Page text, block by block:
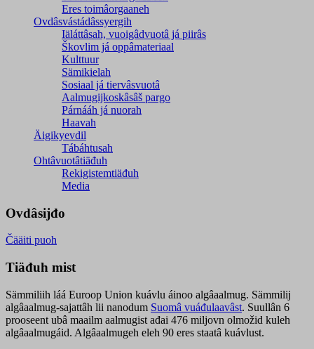
Eres toimâorgaaneh
Ovdâsvástádâssyergih
Iäláttâsah, vuoigâdvuotâ já piirâs
Škovlim já oppâmateriaal
Kulttuur
Sämikielah
Sosiaal já tiervâsvuotâ
Aalmugijkoskâsâš pargo
Párnááh já nuorah
Haavah
Äigikyevdil
Tábáhtusah
Ohtâvuotâtiäđuh
Rekigistemtiäđuh
Media
Ovdâsijđo
Čääiti puoh
Tiäđuh mist
Sämmiliih láá Euroop Union kuávlu áinoo algâaalmug. Sämmilij
algâaalmug-sajattâh lii nanodum Suomâ vuáđulaavâst. Suullân 6
prooseent ubâ maailm aalmugist ađai 476 miljovn olmožid kuleh
algâaalmugáid. Algâaalmugeh eleh 90 eres staatâ kuávlust.